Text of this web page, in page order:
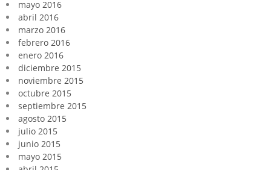
mayo 2016
abril 2016
marzo 2016
febrero 2016
enero 2016
diciembre 2015
noviembre 2015
octubre 2015
septiembre 2015
agosto 2015
julio 2015
junio 2015
mayo 2015